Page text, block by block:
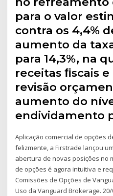
para o valor
contra os 4,4%
aumento da
para 14,3%, na
receitas ﬁscais
revisão
aumento do
endividamento
Aplicação comercial de opções
felizmente, a Firstrade lançou
abertura de novas posições no
de opções é agora intuitiva e
Comissões de Opções de
Uso da Vanguard Brokerage. 20/